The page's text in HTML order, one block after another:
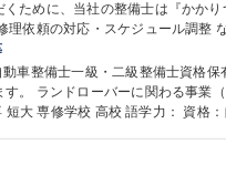
社の整備士は『かかりつけの医者』のような気
ジュール調整 など ※業務内容の変更範囲：当社業務全
動車整備士一級・二級整備士資格
しています。 学歴・資
短大 専修学校 高校 語学力： 資格